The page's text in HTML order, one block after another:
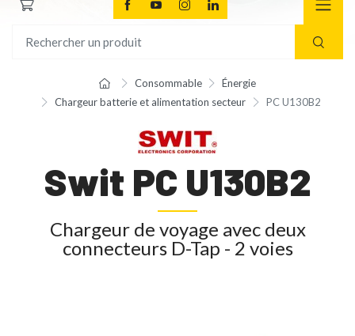
Consommable
Énergie
Chargeur batterie et alimentation secteur
PC U130B2
Swit PC U130B2
Chargeur de voyage avec deux
connecteurs D-Tap - 2 voies